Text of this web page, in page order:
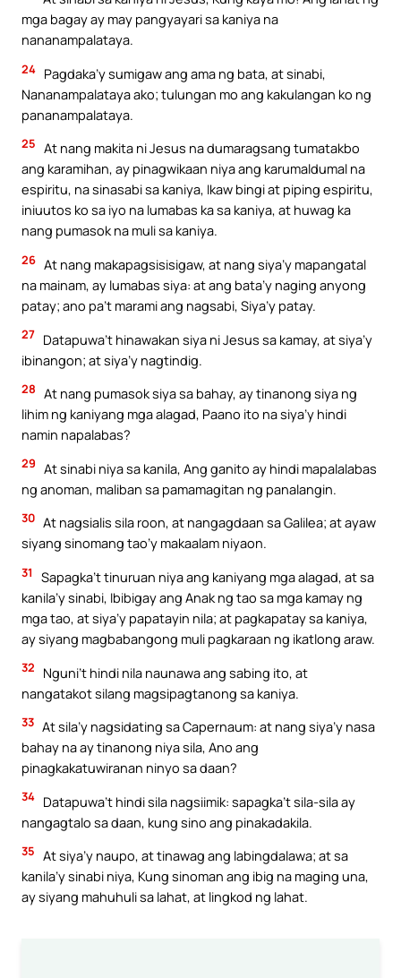
mga bagay ay may pangyayari sa kaniya na
nananampalataya.
24 Pagdaka’y sumigaw ang ama ng bata, at sinabi,
Nananampalataya ako; tulungan mo ang kakulangan ko ng
pananampalataya.
25 At nang makita ni Jesus na dumaragsang tumatakbo
ang karamihan, ay pinagwikaan niya ang karumaldumal na
espiritu, na sinasabi sa kaniya, Ikaw bingi at piping espiritu,
iniuutos ko sa iyo na lumabas ka sa kaniya, at huwag ka
nang pumasok na muli sa kaniya.
26 At nang makapagsisisigaw, at nang siya’y mapangatal
na mainam, ay lumabas siya: at ang bata’y naging anyong
patay; ano pa’t marami ang nagsabi, Siya’y patay.
27 Datapuwa’t hinawakan siya ni Jesus sa kamay, at siya’y
ibinangon; at siya’y nagtindig.
28 At nang pumasok siya sa bahay, ay tinanong siya ng
lihim ng kaniyang mga alagad, Paano ito na siya’y hindi
namin napalabas?
29 At sinabi niya sa kanila, Ang ganito ay hindi mapalalabas
ng anoman, maliban sa pamamagitan ng panalangin.
30 At nagsialis sila roon, at nangagdaan sa Galilea; at ayaw
siyang sinomang tao’y makaalam niyaon.
31
Sapagka’t tinuruan niya ang kaniyang mga alagad, at sa
kanila’y sinabi, Ibibigay ang Anak ng tao sa mga kamay ng
mga tao, at siya’y papatayin nila; at pagkapatay sa kaniya,
ay siyang magbabangong muli pagkaraan ng ikatlong araw.
32
Nguni’t hindi nila naunawa ang sabing ito, at
nangatakot silang magsipagtanong sa kaniya.
33 At sila’y nagsidating sa Capernaum: at nang siya’y nasa
bahay na ay tinanong niya sila, Ano ang
pinagkakatuwiranan ninyo sa daan?
34 Datapuwa’t hindi sila nagsiimik: sapagka’t sila-sila ay
nangagtalo sa daan, kung sino ang pinakadakila.
35 At siya’y naupo, at tinawag ang labingdalawa; at sa
kanila’y sinabi niya, Kung sinoman ang ibig na maging una,
ay siyang mahuhuli sa lahat, at lingkod ng lahat.